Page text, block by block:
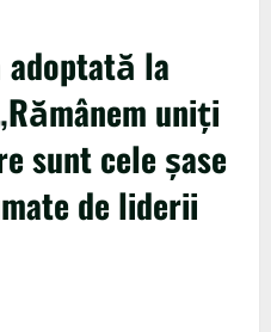
la
uniți
sunt cele șase
de liderii